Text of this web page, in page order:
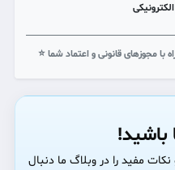
با مجوزهای قانونی و اعتماد شما ⭐
باشید!
مفید را در وبلاگ ما دنبال